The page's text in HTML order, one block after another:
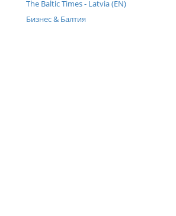
The Baltic Times - Latvia (EN)
Бизнес & Балтия